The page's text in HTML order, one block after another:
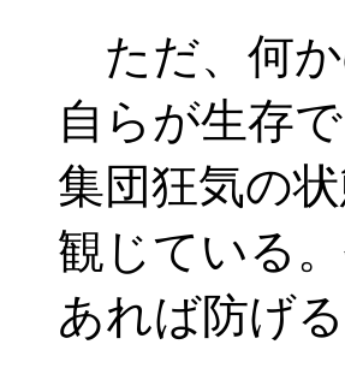
ただ、何か
自らが生存
集団狂気の
観じている
あれば防げる